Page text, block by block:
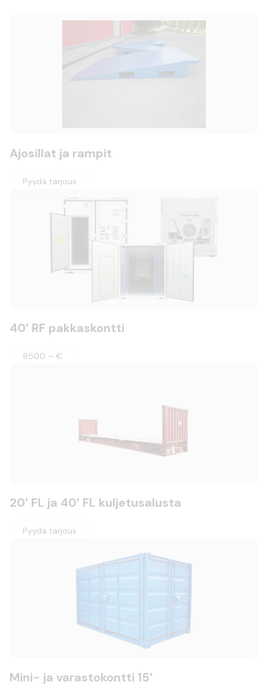
Ajosillat ja rampit
Pyydä tarjous
40′ RF pakkaskontti
9500 – €
20′ FL ja 40′ FL kuljetusalusta
Pyydä tarjous
Mini- ja varastokontti 15′